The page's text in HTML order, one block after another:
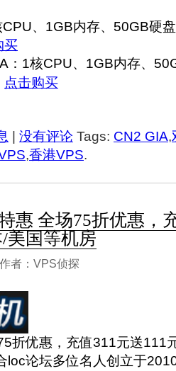
、1GB内存、50GB硬
买
：1核CPU、1GB内存、
点击购买
| 没有评论 Tags: CN2 GIA,
,香港VPS.
惠 全场75折优惠，
美国等机房
者：VPS侦探
折优惠，充值311元送111
loc论坛多位名人创立于